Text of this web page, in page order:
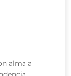
alma a